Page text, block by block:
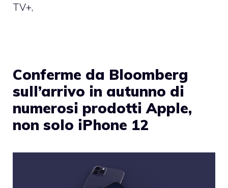
TV+,
Conferme da Bloomberg
sull’arrivo in autunno di
numerosi prodotti Apple,
non solo iPhone 12